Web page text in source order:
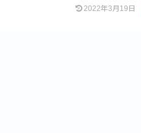
2022年3月19日